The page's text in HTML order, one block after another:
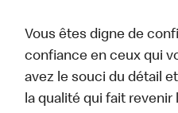
Vous êtes digne de
confiance en ceux qui
avez le souci du détail
la qualité qui fait revenir